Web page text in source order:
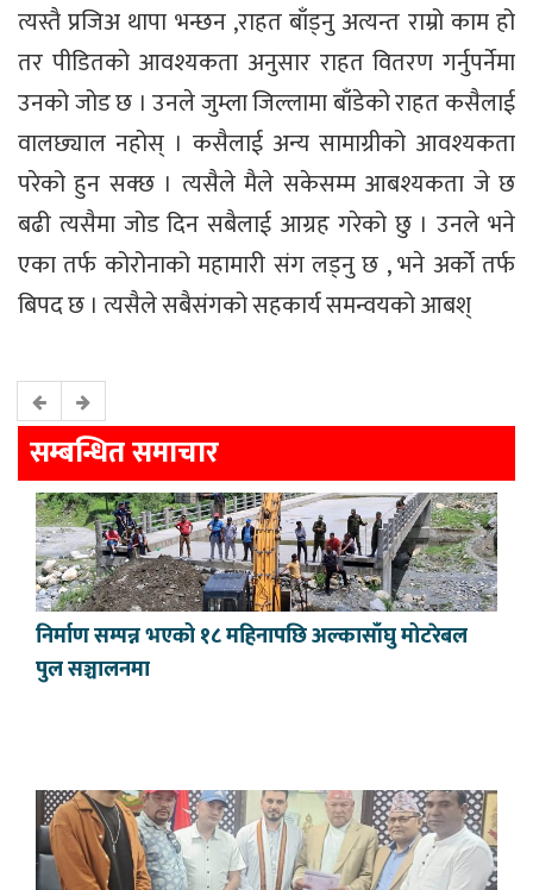
त्यस्तै प्रजिअ थापा भन्छन ,राहत बाँड्नु अत्यन्त राम्रो काम हो
तर पीडितको आवश्यकता अनुसार राहत वितरण गर्नुपर्नेमा
उनको जोड छ । उनले जुम्ला जिल्लामा बाँडेको राहत कसैलाई
वालछ्याल नहोस् । कसैलाई अन्य सामाग्रीको आवश्यकता
परेको हुन सक्छ । त्यसैले मैले सकेसम्म आबश्यकता जे छ
बढी त्यसैमा जोड दिन सबैलाई आग्रह गरेको छु । उनले भने
एका तर्फ कोरोनाको महामारी संग लड्नु छ , भने अर्को तर्फ
बिपद छ । त्यसैले सबैसंगको सहकार्य समन्वयको आबश्
सम्बन्धित समाचार
निर्माण सम्पन्न भएको १८ महिनापछि अल्कासाँघु मोटरेबल
पुल सञ्चालनमा